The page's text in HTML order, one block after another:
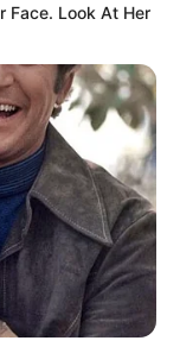
20-ai
véka alá
fényparádéról,
kiadásokat.
Face. Look At Her